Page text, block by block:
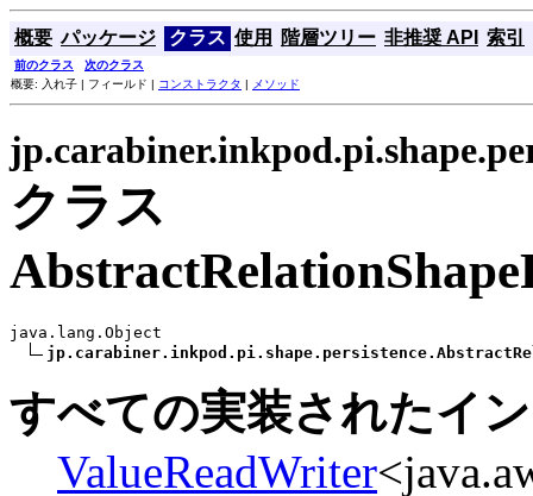
概要 パッケージ クラス 使用 階層ツリー 非推奨 API 索引
前のクラス
次のクラス
概要: 入れ子 | フィールド | コンストラクタ | メソッド
クラス
java.lang.Object
すべての実装されたイ
ValueReadWriter